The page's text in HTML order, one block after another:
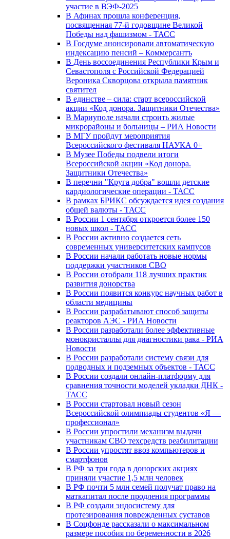
участие в ВЭФ-2025
В Афинах прошла конференция,
посвященная 77-й годовщине Великой
Победы над фашизмом - ТАСС
В Госдуме анонсировали автоматическую
индексацию пенсий – Коммерсантъ
В День воссоединения Республики Крым и
Севастополя с Российской Федерацией
Вероника Скворцова открыла памятник
святител
В единстве – сила: старт всероссийской
акции «Код донора. Защитники Отечества»
В Мариуполе начали строить жилые
микрорайоны и больницы – РИА Новости
В МГУ пройдут мероприятия
Всероссийского фестиваля НАУКА 0+
В Музее Победы подвели итоги
Всероссийской акции «Код донора.
Защитники Отечества»
В перечни "Круга добра" вошли детские
кардиологические операции - ТАСС
В рамках БРИКС обсуждается идея создания
общей валюты - ТАСС
В России 1 сентября откроется более 150
новых школ - ТАСС
В России активно создается сеть
современных университетских кампусов
В России начали работать новые нормы
поддержки участников СВО
В России отобрали 118 лучших практик
развития донорства
В России появится конкурс научных работ в
области медицины
В России разрабатывают способ защиты
реакторов АЭС - РИА Новости
В России разработали более эффективные
монокристаллы для диагностики рака - РИА
Новости
В России разработали систему связи для
подводных и подземных объектов - ТАСС
В России создали онлайн-платформу для
сравнения точности моделей укладки ДНК -
ТАСС
В России стартовал новый сезон
Всероссийской олимпиады студентов «Я —
профессионал»
В России упростили механизм выдачи
участникам СВО техсредств реабилитации
В России упростят ввоз компьютеров и
смартфонов
В РФ за три года в донорских акциях
приняли участие 1,5 млн человек
В РФ почти 5 млн семей получат право на
маткапитал после продления программы
В РФ создали эндосистему для
протезирования поврежденных суставов
В Соцфонде рассказали о максимальном
размере пособия по беременности в 2026